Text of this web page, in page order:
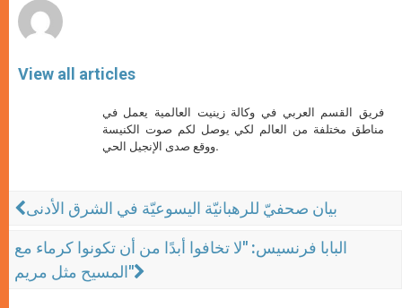
View all articles
فريق القسم العربي في وكالة زينيت العالمية يعمل في
مناطق مختلفة من العالم لكي يوصل لكم صوت الكنيسة
ووقع صدى الإنجيل الحي.
بيان صحفيّ للرهبانيّة اليسوعيّة في الشرق الأدنى
البابا فرنسيس: "لا تخافوا أبدًا من أن تكونوا كرماء مع
المسيح مثل مريم"